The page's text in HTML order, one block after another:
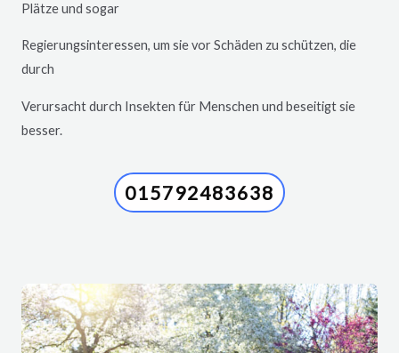
Plätze und sogar
Regierungsinteressen, um sie vor Schäden zu schützen, die
durch
Verursacht durch Insekten für Menschen und beseitigt sie
besser.
015792483638